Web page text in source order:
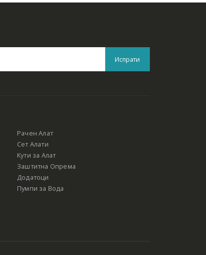
Рачен Алат
Сет Алати
Кути за Алат
Заштитна Опрема
Додатоци
Пумпи за Вода